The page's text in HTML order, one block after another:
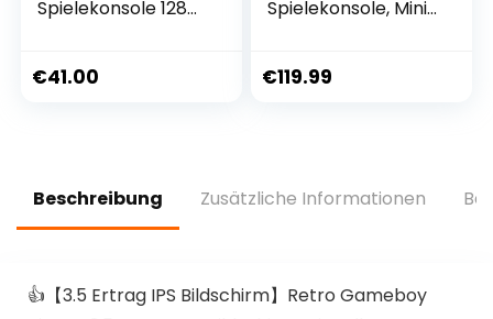
Spielekonsole 128G
Emulatoren,
Videospiel-Sticks
€41.00
Spielekonsole, Mini
Karte für 4K TV-
WiFi/LAN (256G)
€119.99
Beschreibung Zusätzliche Informationen
👍【3.5 Ertrag IPS Bildschirm】Retro Gameboy